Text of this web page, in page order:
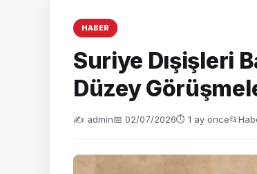
HABER
Suriye Dışişleri
Düzey
✍️ admin📅 02/07/2026⏱ 1 ay önce📂